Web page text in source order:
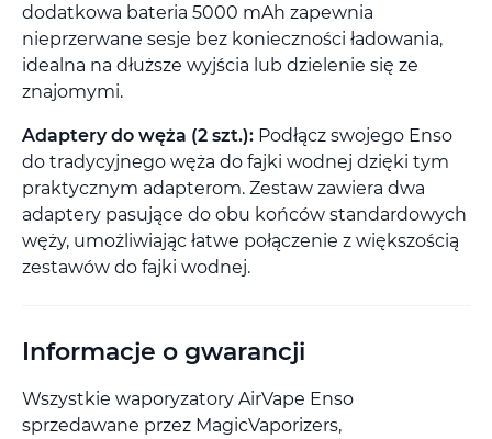
dodatkowa bateria 5000 mAh zapewnia
nieprzerwane sesje bez konieczności ładowania,
idealna na dłuższe wyjścia lub dzielenie się ze
znajomymi.
Adaptery do węża (2 szt.): Podłącz swojego Enso
do tradycyjnego węża do fajki wodnej dzięki tym
praktycznym adapterom. Zestaw zawiera dwa
adaptery pasujące do obu końców standardowych
węży, umożliwiając łatwe połączenie z większością
zestawów do fajki wodnej.
Informacje o gwarancji
Wszystkie waporyzatory AirVape Enso
sprzedawane przez MagicVaporizers,